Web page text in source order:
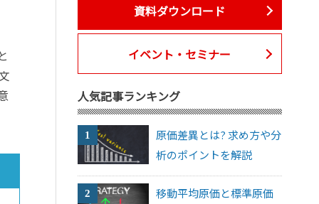
資料ダウンロード
イベント・セミナー
人気記事ランキング
原価差異とは? 求め方や分
析のポイントを解説
移動平均原価と標準原価